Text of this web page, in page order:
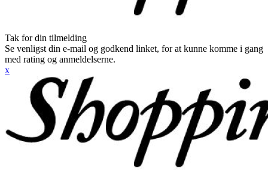
Tak for din tilmelding
Se venligst din e-mail og godkend linket, for at kunne komme i gang
med rating og anmeldelserne.
x